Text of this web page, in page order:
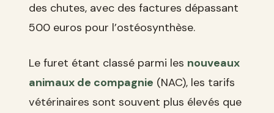
des chutes, avec des factures dépassant
500 euros pour l’ostéosynthèse.
Le furet étant classé parmi les nouveaux
animaux de compagnie (NAC), les tarifs
vétérinaires sont souvent plus élevés que